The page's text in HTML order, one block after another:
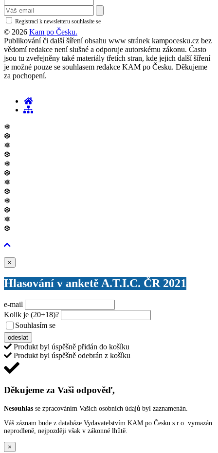
Registrací k newsletteru souhlasíte se
© 2026 Kam po Česku.
Publikování či další šíření obsahu www stránek kampocesku.cz bez
vědomí redakce není slušné a odporuje autorskému zákonu. Často
jsou tu zveřejněny také materiály třetích stran, kde jejich další šíření
je možné pouze se souhlasem redakce KAM po Česku. Děkujeme
za pochopení.
❅
❆
❅
❆
❅
❆
❅
❆
❅
❆
❅
❆
×
Hlasování v anketě A.T.I.C. ČR 2021
e-mail
Kolik je (20+18)?
Souhlasím se
odeslat
Produkt byl úspěšně přidán do košíku
Produkt byl úspěšně odebrán z košíku
Děkujeme za Vaši odpověď,
Nesouhlas se zpracováním Vašich osobních údajů byl zaznamenán.
Váš záznam bude z databáze Vydavatelstvím KAM po Česku s.r.o. vymazán
neprodleně, nejpozději však v zákonné lhůtě.
×